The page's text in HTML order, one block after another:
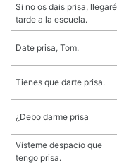
Si no os dais prisa,
tarde a la escuela.
Date prisa, Tom.
Tienes que darte prisa.
¿Debo darme prisa
Vísteme despacio que
tengo prisa.